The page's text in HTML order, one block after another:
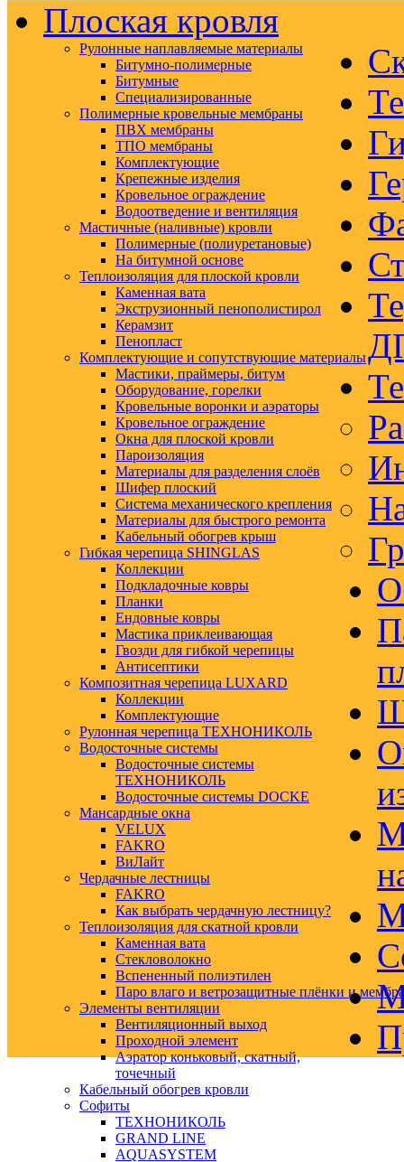
Плоская кровля
Рулонные наплавляемые материалы
Битумно-полимерные
Битумные
Специализированные
Полимерные кровельные мембраны
ПВХ мембраны
ТПО мембраны
Комплектующие
Крепежные изделия
Кровельное ограждение
Водоотведение и вентиляция
Мастичные (наливные) кровли
Полимерные (полиуретановые)
На битумной основе
Теплоизоляция для плоской кровли
Каменная вата
Экструзионный пенополистирол
Керамзит
Пенопласт
Комплектующие и сопутствующие материалы
Мастики, праймеры, битум
Оборудование, горелки
Кровельные воронки и аэраторы
Кровельное ограждение
Окна для плоской кровли
Пароизоляция
Материалы для разделения слоёв
Шифер плоский
Система механического крепления
Материалы для быстрого ремонта
Кабельный обогрев крыш
Гибкая черепица SHINGLAS
Коллекции
Подкладочные ковры
Планки
Ендовные ковры
Мастика приклеивающая
Гвозди для гибкой черепицы
Антисептики
Композитная черепица LUXARD
Коллекции
Комплектующие
Рулонная черепица ТЕХНОНИКОЛЬ
Водосточные системы
Водосточные системы
ТЕХНОНИКОЛЬ
Водосточные системы DOCKE
Мансардные окна
VELUX
FAKRO
ВиЛайт
Чердачные лестницы
FAKRO
Как выбрать чердачную лестницу?
Теплоизоляция для скатной кровли
Каменная вата
Стекловолокно
Вспененный полиэтилен
Паро влаго и ветрозащитные плёнки и
Элементы вентиляции
Вентиляционный выход
Проходной элемент
Аэратор коньковый, скатный,
точечный
Кабельный обогрев кровли
Софиты
ТЕХНОНИКОЛЬ
GRAND LINE
AQUASYSTEM